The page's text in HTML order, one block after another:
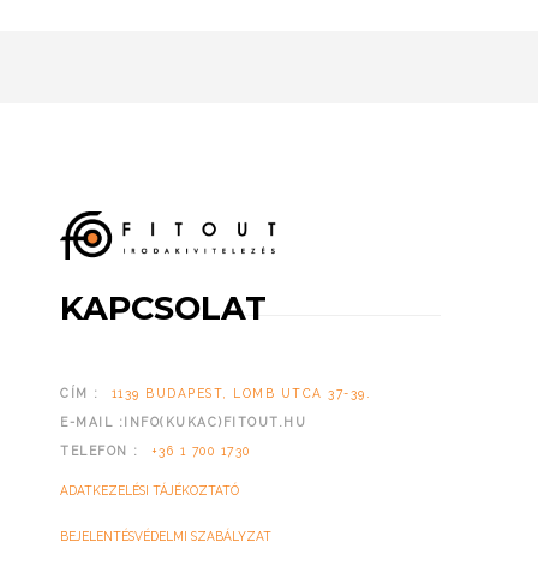
KAPCSOLAT
CÍM :
1139 BUDAPEST, LOMB UTCA 37-39.
E-MAIL :INFO(KUKAC)FITOUT.HU
TELEFON :
+36 1 700 1730
ADATKEZELÉSI TÁJÉKOZTATÓ
BEJELENTÉSVÉDELMI SZABÁLYZAT